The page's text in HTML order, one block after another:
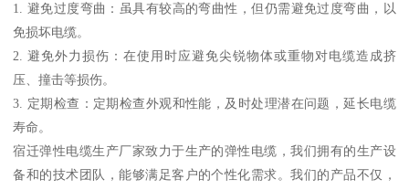
1. 避免过度弯曲：虽具有较高的弯曲性，但仍需避免过度弯曲，以
免损坏电缆。
2. 避免外力损伤：在使用时应避免尖锐物体或重物对电缆造成挤
压、撞击等损伤。
3. 定期检查：定期检查外观和性能，及时处理潜在问题，延长电缆
寿命。
宿迁弹性电缆生产厂家致力于生产的弹性电缆，我们拥有的生产设
备和的技术团队，能够满足客户的个性化需求。我们的产品不仅，